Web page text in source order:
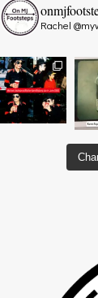
Rachel